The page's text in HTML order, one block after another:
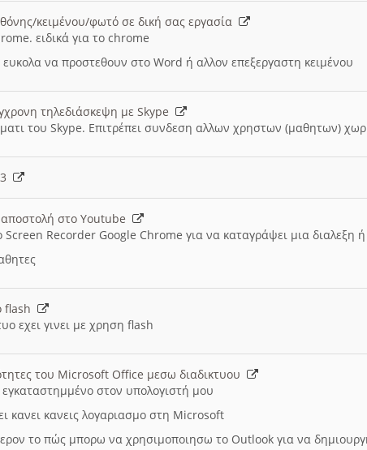
κειμένου/φωτό σε δική σας εργασία
ειδικά για το chrome
να προστεθουν στο Word ή αλλον επεξεργαστη κειμένου
τηλεδιάσκεψη με Skype
του Skype. Επιτρέπει συνδεση αλλων χρηστων (μαθητων)
3
αποστολή στο Youtube
Screen Recorder Google Chrome για να καταγράψει μια διαλεξη
flash
εχει γινει με χρηση flash
του Microsoft Office μεσω διαδικτυου
στον υπολογιστή μου
κανει κανεις λογαριασμο στη Microsoft
το πώς μπορω να χρησιμοποιησω το Outlook για να